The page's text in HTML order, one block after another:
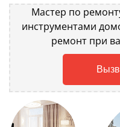
Мастер по
инструментами
ремонт при